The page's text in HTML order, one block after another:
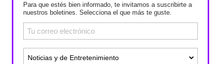
Para que estés bien informado, te invitamos a suscribirte a
nuestros boletines. Selecciona el que más te guste.